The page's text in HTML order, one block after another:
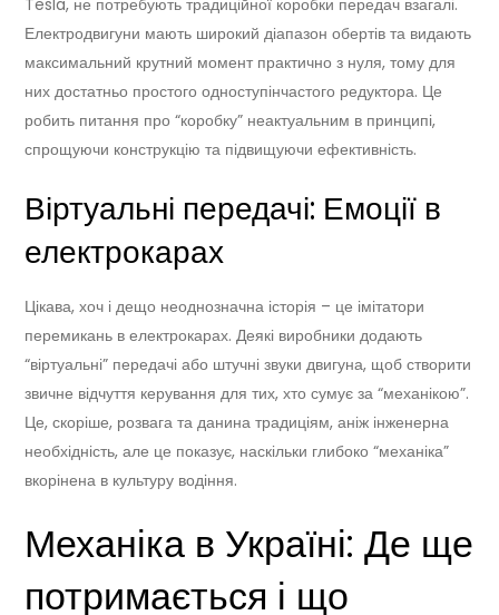
Електродвигуни мають широкий діапазон обертів та видають
максимальний крутний момент практично з нуля, тому для
них достатньо простого одноступінчастого редуктора. Це
робить питання про “коробку” неактуальним в принципі,
спрощуючи конструкцію та підвищуючи ефективність.
Віртуальні передачі: Емоції в
електрокарах
Цікава, хоч і дещо неоднозначна історія – це імітатори
перемикань в електрокарах. Деякі виробники додають
“віртуальні” передачі або штучні звуки двигуна, щоб створити
звичне відчуття керування для тих, хто сумує за “механікою”.
Це, скоріше, розвага та данина традиціям, аніж інженерна
необхідність, але це показує, наскільки глибоко “механіка”
вкорінена в культуру водіння.
Механіка в Україні: Де ще
потримається і що